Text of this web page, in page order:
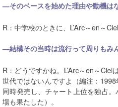
―そのベースを始めた理由や動機は
R：中学校のときに、L’Arc～en～
―結構その当時は流行って周りもみ
R：どうですかね。L’Arc～en～
世代ではないんですよ（編注：
同時発売し、チャート上位を独占
場も果たした）。